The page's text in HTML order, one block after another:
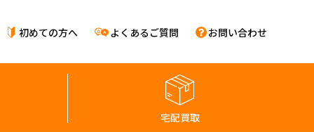
初めての方へ よくあるご質問 お問い合わせ
宅配買取